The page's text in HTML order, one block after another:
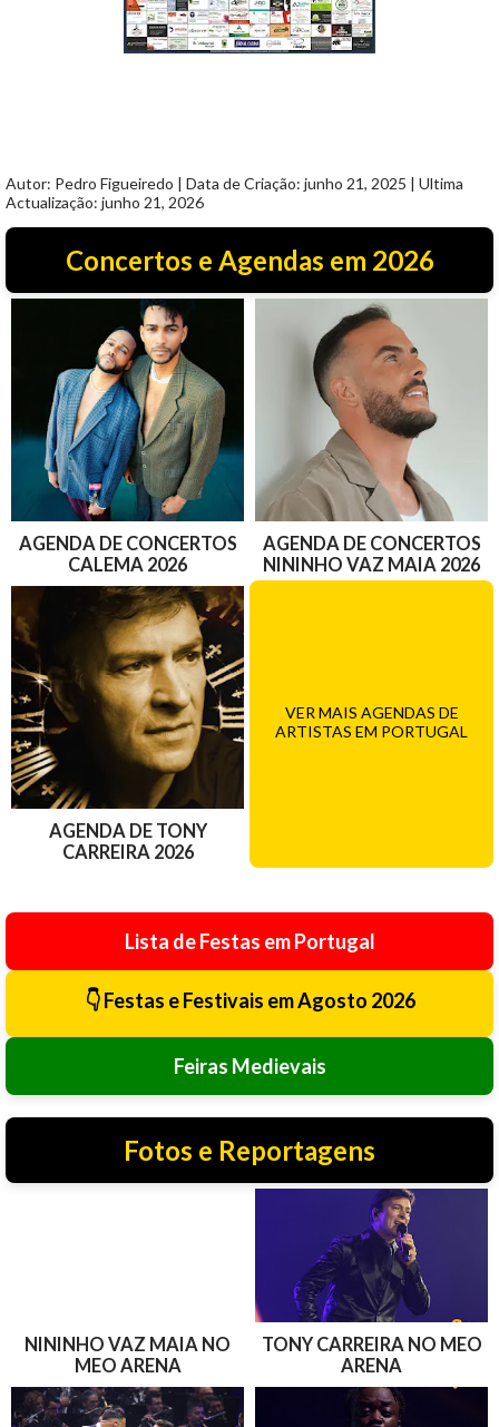
Autor: Pedro Figueiredo | Data de Criação: junho 21, 2025 | Ultima
Actualização: junho 21, 2026
Concertos e Agendas em 2026
AGENDA DE CONCERTOS
CALEMA 2026
AGENDA DE CONCERTOS
NININHO VAZ MAIA 2026
AGENDA DE TONY
CARREIRA 2026
VER MAIS AGENDAS DE
ARTISTAS EM PORTUGAL
Lista de Festas em Portugal
👇 Festas e Festivais em Agosto 2026
Feiras Medievais
Fotos e Reportagens
NININHO VAZ MAIA NO
MEO ARENA
TONY CARREIRA NO MEO
ARENA